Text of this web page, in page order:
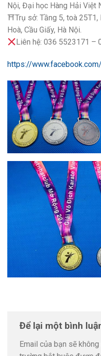
Nội, Đại học Hàng Hải Việt
⛩Trụ sở: Tầng 5, toà 25T1,
Hoà, Cầu Giấy, Hà Nội.
Liên hệ: 036 5523171 –
https://
Để lại một bình
Email của bạn sẽ